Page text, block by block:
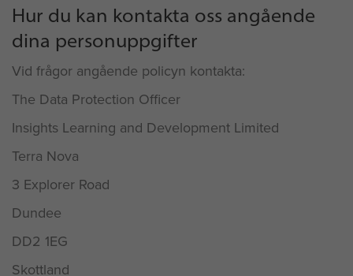
Hur du kan kontakta oss angående
dina personuppgifter
Vid frågor angående policyn kontakta:
The Data Protection Officer
Insights Learning and Development Limited
Terra Nova
3 Explorer Road
Dundee
DD2 1EG
Skottland